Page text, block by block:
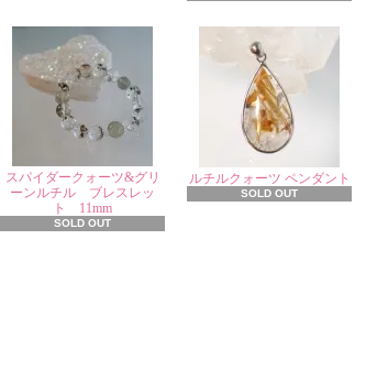
スパイダークォーツ&グリ
ーンルチル ブレスレッ
ト 11mm
SOLD OUT
ルチルクォーツ ペンダント
SOLD OUT